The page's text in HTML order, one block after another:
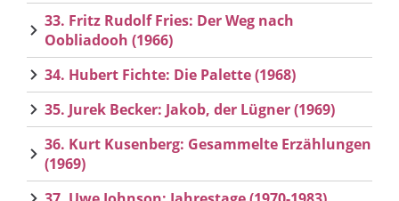
33. Fritz Rudolf Fries: Der Weg nach
Oobliadooh (1966)
34. Hubert Fichte: Die Palette (1968)
35. Jurek Becker: Jakob, der Lügner (1969)
36. Kurt Kusenberg: Gesammelte Erzählungen
(1969)